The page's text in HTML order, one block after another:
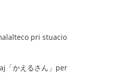
pri stuacio
「かえるさん」per